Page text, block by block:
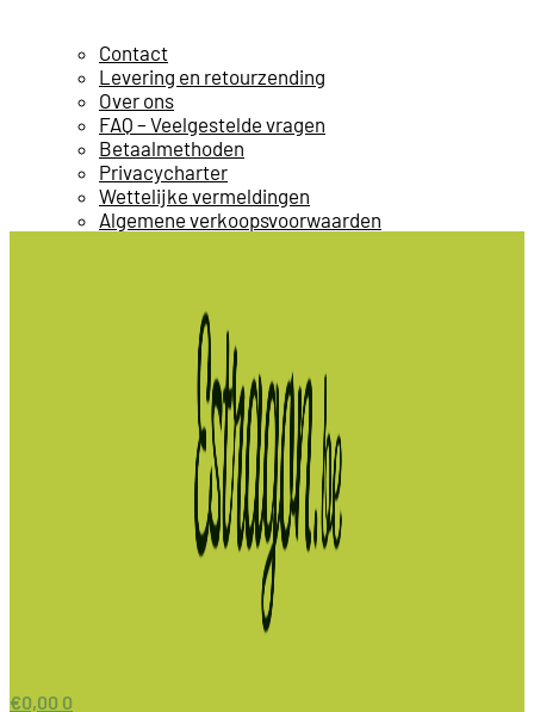
Contact
Levering en retourzending
Over ons
FAQ – Veelgestelde vragen
Betaalmethoden
Privacycharter
Wettelijke vermeldingen
Algemene verkoopsvoorwaarden
€0,00 0